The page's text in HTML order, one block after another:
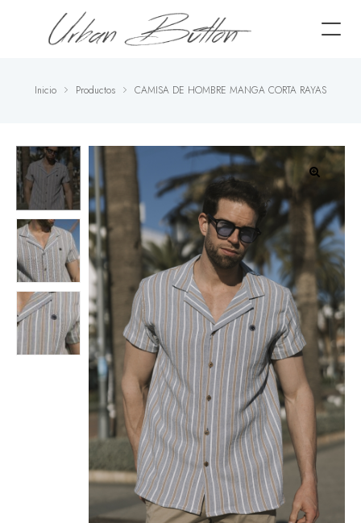
Inicio Productos CAMISA DE HOMBRE MANGA CORTA RAYAS